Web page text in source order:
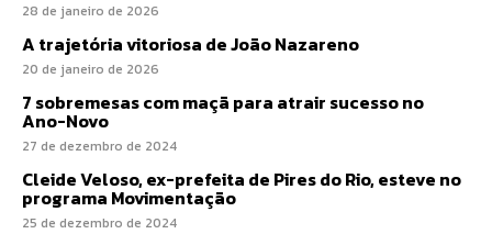
28 de janeiro de 2026
A trajetória vitoriosa de João Nazareno
20 de janeiro de 2026
7 sobremesas com maçã para atrair sucesso no
Ano-Novo
27 de dezembro de 2024
Cleide Veloso, ex-prefeita de Pires do Rio, esteve no
programa Movimentação
25 de dezembro de 2024